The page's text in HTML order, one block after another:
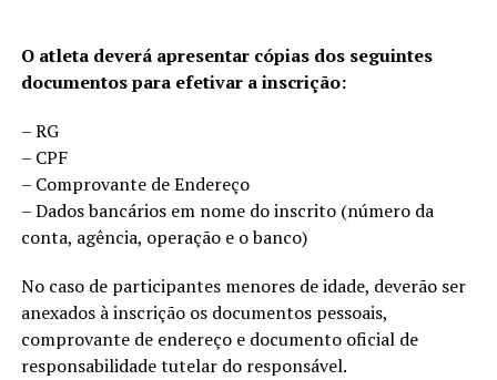
O atleta deverá apresentar cópias dos seguintes
documentos para efetivar a inscrição:
– RG
– CPF
– Comprovante de Endereço
– Dados bancários em nome do inscrito (número da
conta, agência, operação e o banco)
No caso de participantes menores de idade, deverão ser
anexados à inscrição os documentos pessoais,
comprovante de endereço e documento oficial de
responsabilidade tutelar do responsável.